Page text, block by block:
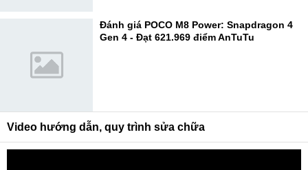
Đánh giá POCO M8 Power: Snapdragon 4
Gen 4 - Đạt 621.969 điểm AnTuTu
Video hướng dẫn, quy trình sửa chữa